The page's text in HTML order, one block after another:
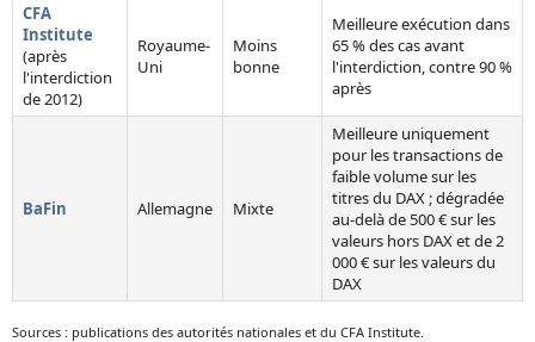
CFA
Institute
(après
l'interdiction
de 2012)
Royaume-
Uni
Moins
bonne
Meilleure exécution dans
65 % des cas avant
l'interdiction, contre 90 %
après
BaFin Allemagne Mixte
Meilleure uniquement
pour les transactions de
faible volume sur les
titres du DAX ; dégradée
au-delà de 500 € sur les
valeurs hors DAX et de 2
000 € sur les valeurs du
DAX
Sources : publications des autorités nationales et du CFA Institute.